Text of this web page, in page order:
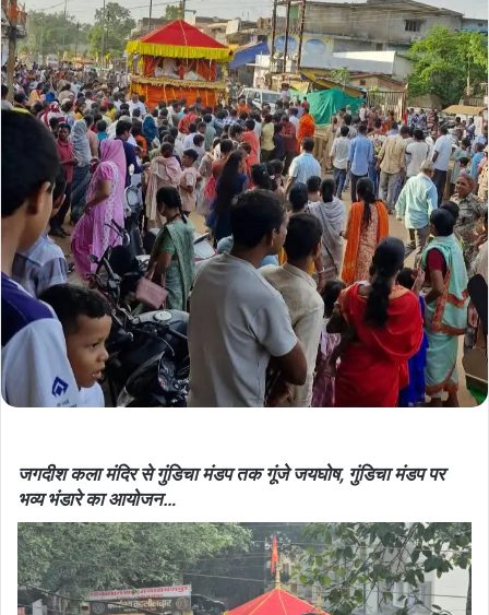
जगदीश कला मंदिर से गुंडिचा मंडप तक गूंजे जयघोष, गुंडिचा मंडपपर
भव्य भंडारे का आयोजन…